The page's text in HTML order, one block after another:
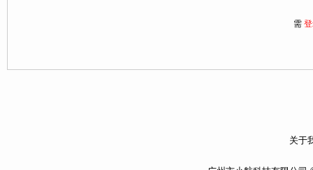
需
关于